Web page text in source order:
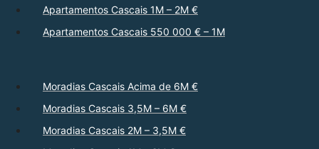
Apartamentos Cascais 1M – 2M €
Apartamentos Cascais 550 000 € – 1M
Moradias Cascais Acima de 6M €
Moradias Cascais 3,5M – 6M €
Moradias Cascais 2M – 3,5M €